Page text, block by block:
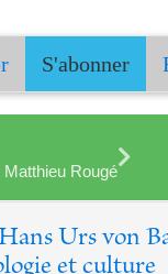
S'abonner
Rougé
Urs von
et culture